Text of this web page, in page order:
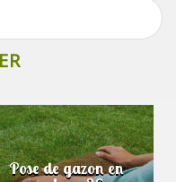
Pose de gazon en